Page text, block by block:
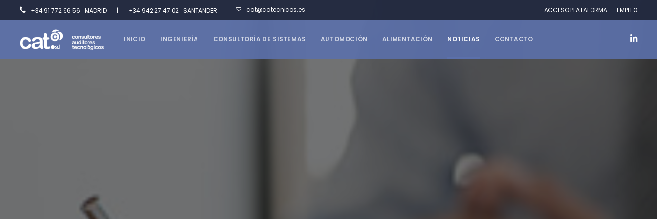
+34 91 772 96 56 MADRID | +34 942 27 47 02 SANTANDER cat@catecnicos.es EMPLEO
ACCESO PLATAFORMA
INICIO INGENIERÍA CONSULTORÍA DE SISTEMAS AUTOMOCIÓN ALIMENTACIÓN NOTICIAS CONTACTO